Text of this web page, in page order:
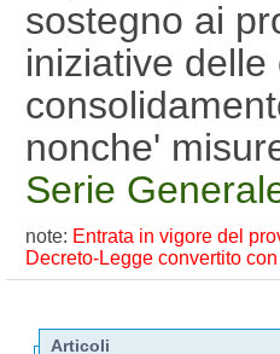
sostegno ai
iniziative
nonche'
Serie
note: Entrata in vigore del
Decreto-Legge convertito